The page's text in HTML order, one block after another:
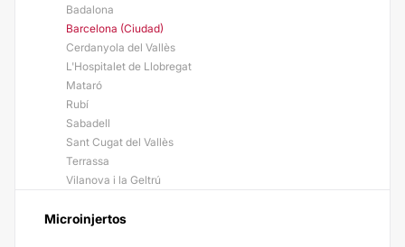
Badalona
Barcelona (Ciudad)
Cerdanyola del Vallès
L'Hospitalet de Llobregat
Mataró
Rubí
Sabadell
Sant Cugat del Vallès
Terrassa
Vilanova i la Geltrú
Microinjertos